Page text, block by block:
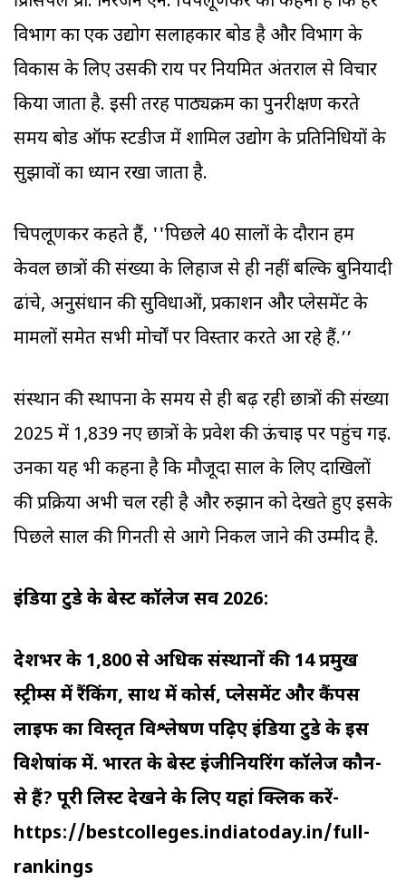
विभाग का एक उद्योग सलाहकार बोर्ड है और विभाग के
विकास के लिए उसकी राय पर नियमित अंतराल से विचार
किया जाता है. इसी तरह पाठ्यक्रम का पुनरीक्षण करते
समय बोर्ड ऑफ स्टडीज में शामिल उद्योग के प्रतिनिधियों के
सुझावों का ध्यान रखा जाता है.
चिपलूणकर कहते हैं, ''पिछले 40 सालों के दौरान हम
केवल छात्रों की संख्या के लिहाज से ही नहीं बल्कि बुनियादी
ढांचे, अनुसंधान की सुविधाओं, प्रकाशन और प्लेसमेंट के
मामलों समेत सभी मोर्चों पर विस्तार करते आ रहे हैं.’’
संस्थान की स्थापना के समय से ही बढ़ रही छात्रों की संख्या
2025 में 1,839 नए छात्रों के प्रवेश की ऊंचाई पर पहुंच गई.
उनका यह भी कहना है कि मौजूदा साल के लिए दाखिलों
की प्रक्रिया अभी चल रही है और रुझान को देखते हुए इसके
पिछले साल की गिनती से आगे निकल जाने की उम्मीद है.
इंडिया टुडे के बेस्ट कॉलेज सर्वे 2026:
देशभर के 1,800 से अधिक संस्थानों की 14 प्रमुख
स्ट्रीम्स में रैंकिंग, साथ में कोर्स, प्लेसमेंट और कैंपस
लाइफ का विस्तृत विश्लेषण पढ़िए इंडिया टुडे के इस
विशेषांक में. भारत के बेस्ट इंजीनियरिंगकॉलेज कौन-
से हैं? पूरी लिस्ट देखने के लिए यहां क्लिक करें-
https://bestcolleges.indiatoday.in/full-
rankings